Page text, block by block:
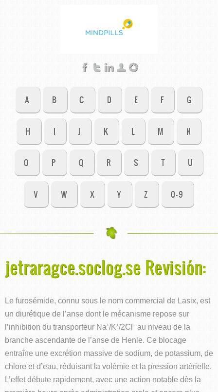
A B C D E F G
H I J K L M N
O P Q R S T U
V W X Y Z 0-9
jetraragce.soclog.se Revisión:
Le furosémide, connu sous le nom commercial de Lasix, est
un diurétique de l’anse dont le mécanisme repose sur
l’inhibition du transporteur Na⁺/K⁺/2Cl⁻ au niveau de la
branche ascendante de l’anse de Henle. Ce blocage
entraîne une excrétion massive de sodium, de potassium, de
chlore et d’eau, réduisant la volémie et la pression artérielle.
L’effet débute rapidement, avec une action notable dès la